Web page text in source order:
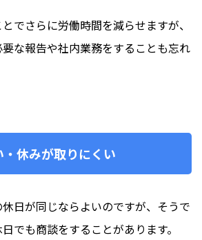
でさらに労働時間を減らせますが、
な報告や社内業務をすることも忘れ
休みが取りにくい
日が同じならよいのですが、そうで
でも商談をすることがあります。